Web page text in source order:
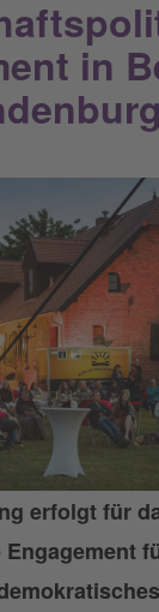
in
erfolgt für